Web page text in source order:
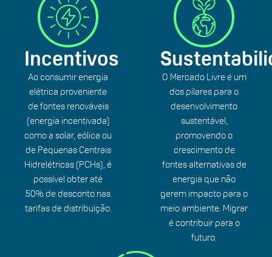
Incentivos
Ao consumir energia
elétrica proveniente
de fontes renováveis
(energia incentivada)
como a solar, eólica ou
de Pequenas Centrais
Hidrelétricas (PCHs), é
possível obter até
50% de desconto nas
tarifas de distribuição.
O Mercado Livre é um
dos pilares para o
desenvolvimento
sustentável,
promovendo o
crescimento de
fontes alternativas de
energia que não
gerem impacto para o
meio ambiente. Migrar
é contribuir para o
futuro.